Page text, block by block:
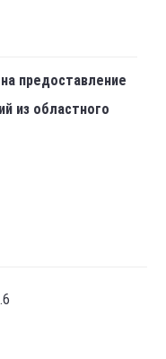
предоставление
из областного